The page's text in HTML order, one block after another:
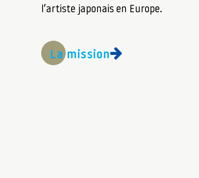
l’artiste japonais en Europe.
La mission